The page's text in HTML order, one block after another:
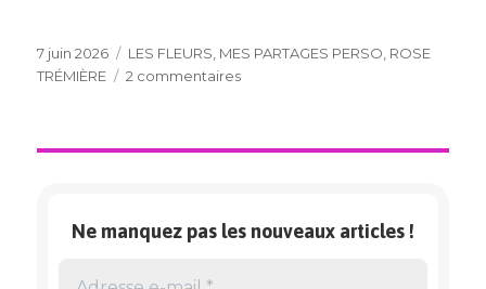
Publié
le
7 juin 2026 Catégories
LES FLEURS MES PARTAGES PERSO ROSE
TRÉMIÈRE
2 commentairessur
Ne manquez pas les nouveaux articles !